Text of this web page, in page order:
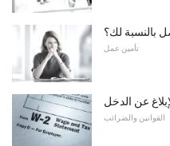
بالنسبة لك؟
تأمين عمل
القوانين والضرائب